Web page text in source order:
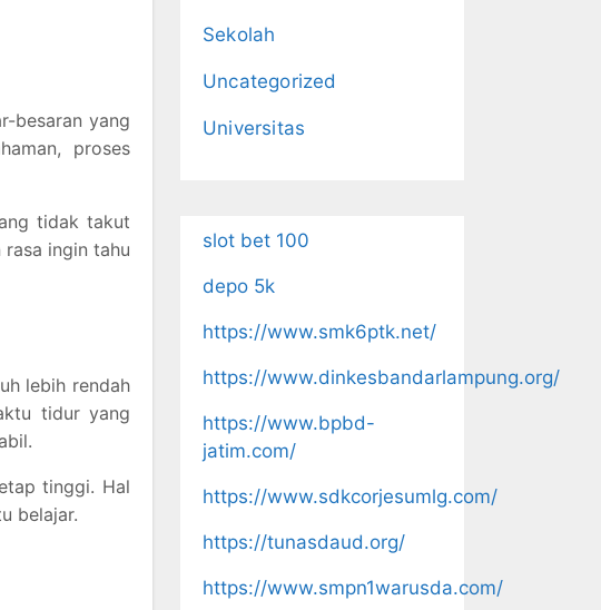
besaran yang
proses
tidak takut
ingin tahu
lebih rendah
tidur yang
tinggi. Hal
belajar.
Sekolah
Uncategorized
Universitas
slot bet 100
depo 5k
https://www.smk6ptk.net/
https://www.dinkesbandarlampung.org/
https://www.bpbd-
jatim.com/
https://www.sdkcorjesumlg.com/
https://tunasdaud.org/
https://www.smpn1warusda.com/